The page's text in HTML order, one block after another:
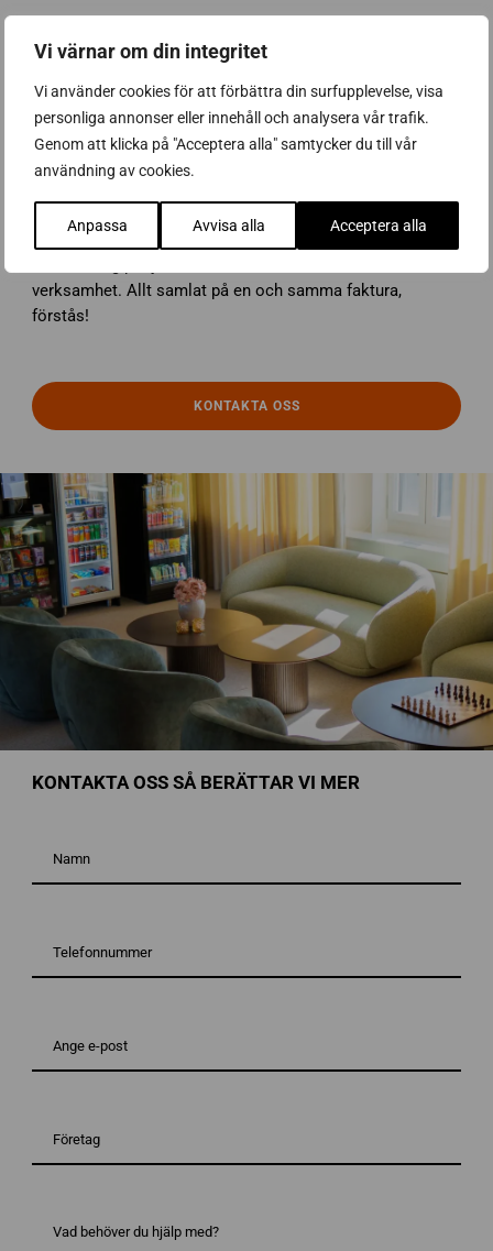
Vi värnar om din integritet
Vi använder cookies för att förbättra din surfupplevelse, visa
personliga annonser eller innehåll och analysera vår trafik.
Genom att klicka på "Acceptera alla" samtycker du till vår
användning av cookies.
Anpassa Avvisa alla Acceptera alla
Är ni också intresserade av våra tjänster inomFacility
Management,Mat på jobbetellerIT-lösningarsom kan
underlätta er vardag och säkerställa kvalitet i det ni
Kontakta oss gärna så ser vi över era behov och kommer
verksamhet. Allt samlat på en och samma faktura,
förstås!
KONTAKTA OSS
KONTAKTA OSS SÅ BERÄTTAR VI MER
post**
behöver